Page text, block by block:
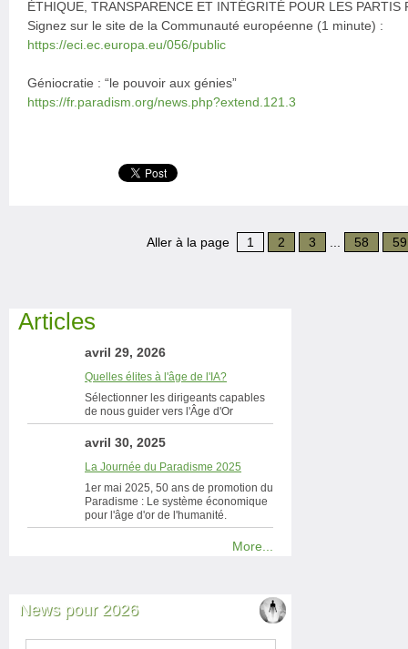
ÉTHIQUE, TRANSPARENCE ET INTÉGRITÉ POUR LES PARTIS
Signez sur le site de la Communauté européenne (1 minute) :
https://eci.ec.europa.eu/056/public
Géniocratie : “le pouvoir aux génies”
https://fr.paradism.org/news.php?extend.121.3
Aller à la page 1 2 3 58 59
Articles
avril 29, 2026
Quelles élites à l'âge de l'IA?
Sélectionner les dirigeants capables
de nous guider vers l'Âge d'Or
avril 30, 2025
La Journée du Paradisme 2025
1er mai 2025, 50 ans de promotion du
Paradisme : Le système économique
pour l'âge d'or de l'humanité.
More...
News pour 2026